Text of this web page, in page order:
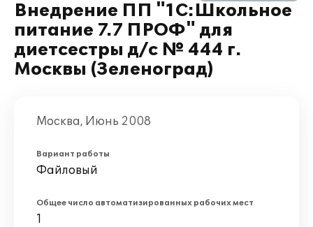
Внедрение ПП "1С:Школьное
питание 7.7 ПРОФ" для
диетсестры д/c № 444 г.
Москвы (Зеленоград)
Москва, Июнь 2008
Вариант работы
Файловый
Общее число автоматизированных рабочих мест
1